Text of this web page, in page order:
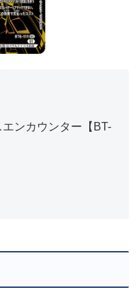
ンカウンター【BT-